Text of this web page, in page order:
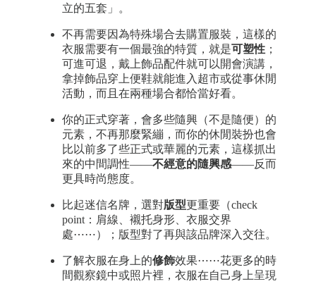
立的五套」。
不再需要因為特殊場合去購置服裝，這樣的
衣服需要有一個最強的特質，就是可塑性 ；
可進可退，戴上飾品配件就可以開會演講，
拿掉飾品穿上便鞋就能進入超市或從事休閒
活動，而且在兩種場合都恰當好看。
你的正式穿著，會多些隨興（不是隨便）的
元素，不再那麼緊繃，而你的休閒裝扮也會
比以前多了些正式或華麗的元素，這樣抓出
來的中間調性——不經意的隨興感——反而
更具時尚態度。
比起迷信名牌，選對版型更重要（check
point：肩線、襯托身形、衣服交界
處⋯⋯）；版型對了再與該品牌深入交往。
了解衣服在身上的修飾效果⋯⋯花更多的時
間觀察鏡中或照片裡，衣服在自己身上呈現